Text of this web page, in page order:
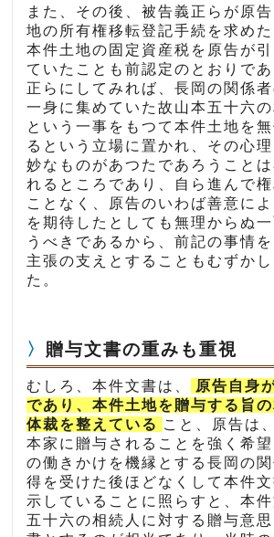
また、その後、被告義正らが原
地の所有権移転登記手続を求めた
本件土地の固定資産税を原告が
ていたことも前認定のとおりで
正らにしてみれば、長岡の関係
一身に集めていた故山本五十六
という一事をもつて本件土地を
るという立場に置かれ、その心
妙なものがあつたであろうこと
れるところであり、自ら進んで
ことなく、原告のいわば善意に
を期待したとしても無理からぬ
うべきであるから、前記の事情
主張の支えとすることもむずか
た。
贈与文書の重みも重視
むしろ、本件文書は、
原告自身
であり、本件土地を贈与する旨
体裁を整えている こと、原告は
本家に贈与されることを強く希
の働きかけを機縁とする長岡の
得を受けた後ほどなくして本件
示していることに照らすと、本
五十六の相続人に対する贈与意